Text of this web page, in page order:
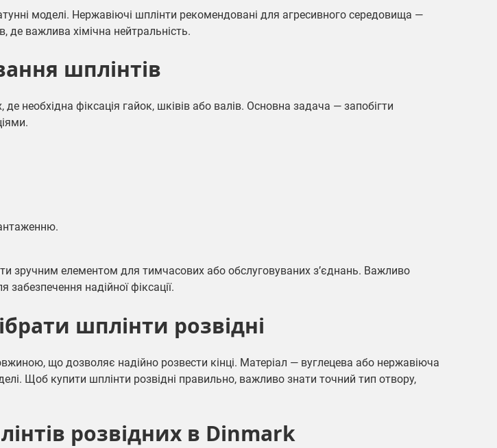
моделі. Нержавіючі шплінти рекомендовані для агресивного середовища —
де важлива хімічна нейтральність.
шплінтів
необхідна фіксація гайок, шківів або валів. Основна задача — запобігти
зручним елементом для тимчасових або обслуговуваних з’єднань. Важливо
надійної фіксації.
шплінти розвідні
що дозволяє надійно розвести кінці. Матеріал — вуглецева або нержавіюча
Щоб купити шплінти розвідні правильно, важливо знати точний тип отвору,
розвідних в Dinmark